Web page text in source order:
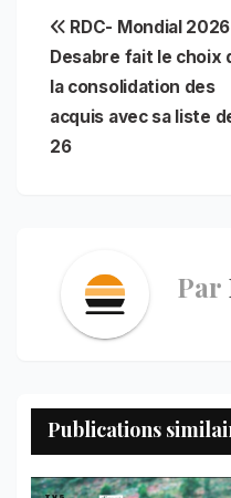
e
b
o
o
k
i
l
t
s
A
p
p
t
e
r
e
s
Navigation
de
l’article
RDC- Mondial
Desabre fait le choix
la consolidation des
acquis avec sa liste
26
Par
Publications